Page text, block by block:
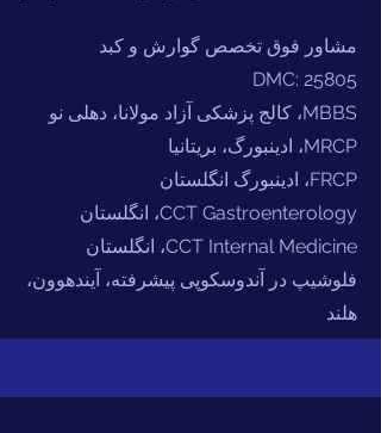
مشاور فوق تخصص گوارش و کبد
DMC: 25805
MBBS، کالج پزشکی آزاد مولانا، دهلی نو
MRCP، ادینبورگ، بریتانیا
FRCP، ادینبورگ انگلستان
CCT Gastroenterology، انگلستان
CCT Internal Medicine، انگلستان
فلوشیپ در آندوسکوپی پیشرفته، آیندهوون،
هلند